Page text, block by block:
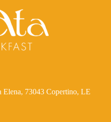
73043 Copertino, LE